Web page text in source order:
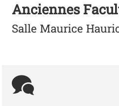
Anciennes
Salle Maurice